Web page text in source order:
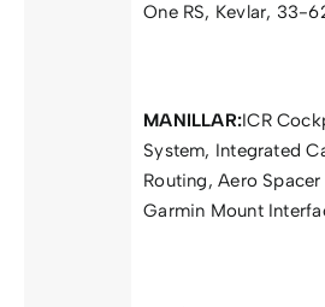
One RS, Kevlar, 33-
MANILLAR:ICR
System, Integrated
Routing, Aero Spacer
Garmin Mount